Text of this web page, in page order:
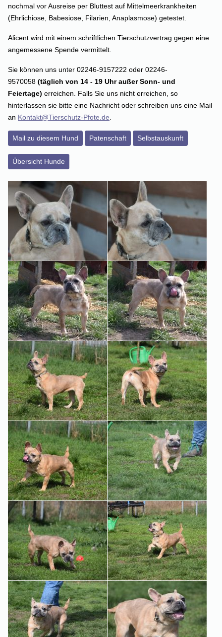
nochmal vor Ausreise per Bluttest auf Mittelmeerkrankheiten
(Ehrlichiose, Babesiose, Filarien, Anaplasmose) getestet.
Alicent wird mit einem schriftlichen Tierschutzvertrag gegen eine
angemessene Spende vermittelt.
Sie können uns unter 02246-9157222 oder 02246-
9570058 (täglich von 14 - 19 Uhr außer Sonn- und
Feiertage) erreichen. Falls Sie uns nicht erreichen, so
hinterlassen sie bitte eine Nachricht oder schreiben uns eine Mail
an Kontakt@Tierschutz-Pfote.de
Mail zu diesem Hund Patenschaft Selbstauskunft
Übersicht Hunde